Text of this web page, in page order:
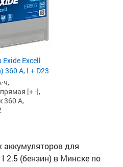
Excell
360 А, L+ D23
[+ -],
360 А,
для
2.5 (бензин) в Минске по